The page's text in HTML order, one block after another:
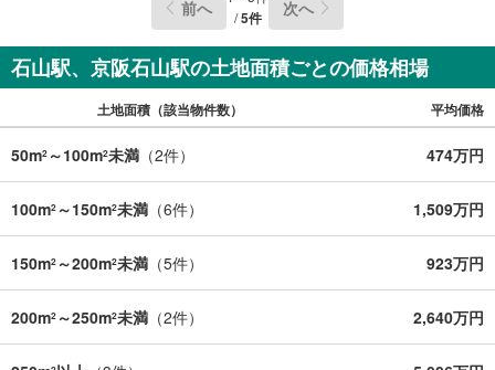
前へ
/5件 次へ
石山駅、京阪石山駅の土地面積ごとの価格相場
土地面積（該当物件数） 平均価格
50m2 ～100m2未満 （2件） 474万円
100m2 ～150m2未満 （6件） 1,509万円
150m2 ～200m2未満 （5件） 923万円
200m2 ～250m2未満 （2件） 2,640万円